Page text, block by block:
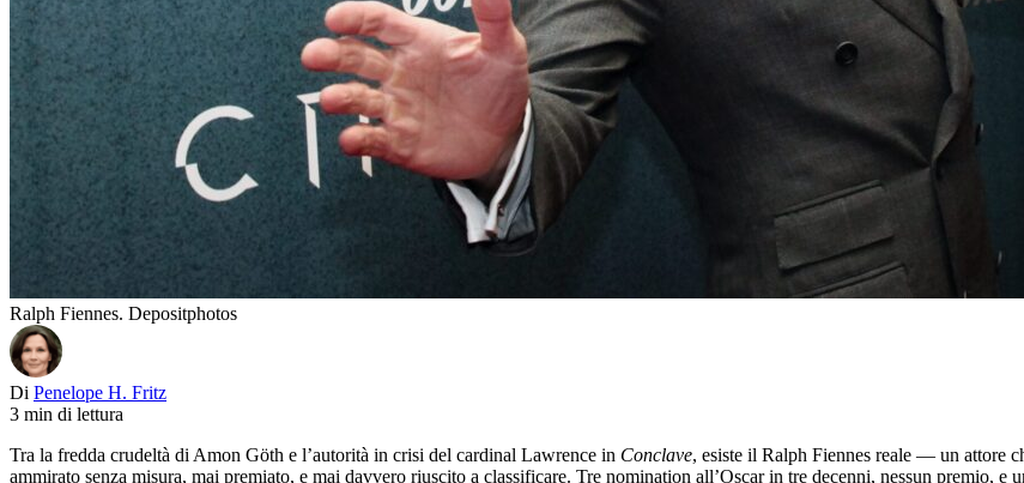
Ralph Fiennes. Depositphotos
Di Penelope H. Fritz
3 min di lettura
Tra la fredda crudeltà di Amon Göth e l’autorità in crisi del cardinal Lawrence in Conclave, esiste il Ralph Fiennes reale — un attore
ammirato senza misura, mai premiato, e mai davvero riuscito a classificare. Tre nomination all’Oscar in tre decenni, nessun premio, e